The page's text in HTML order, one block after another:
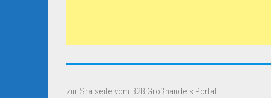
zur Sratseite vom B2B Großhandels Portal